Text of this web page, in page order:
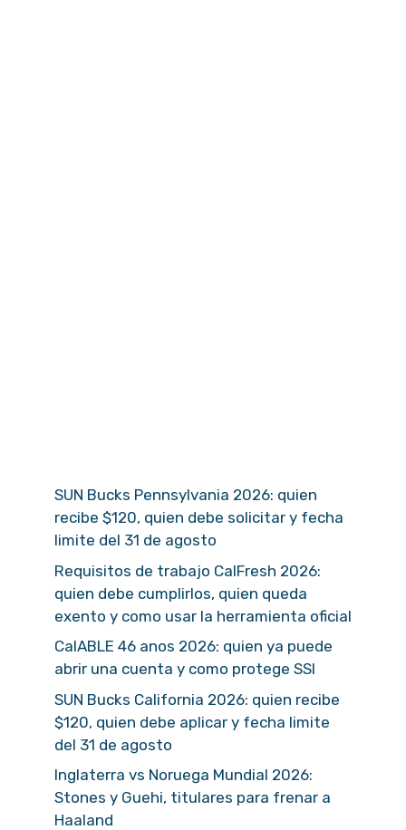
SUN Bucks Pennsylvania 2026: quien
recibe $120, quien debe solicitar y fecha
limite del 31 de agosto
Requisitos de trabajo CalFresh 2026:
quien debe cumplirlos, quien queda
exento y como usar la herramienta oficial
CalABLE 46 anos 2026: quien ya puede
abrir una cuenta y como protege SSI
SUN Bucks California 2026: quien recibe
$120, quien debe aplicar y fecha limite
del 31 de agosto
Inglaterra vs Noruega Mundial 2026:
Stones y Guehi, titulares para frenar a
Haaland